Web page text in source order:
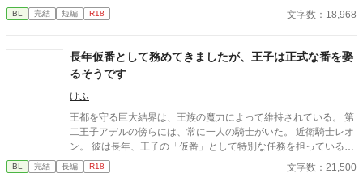
女に受け渡してもらう必要があるという。 ではその方法は？ 「僕
を抱けばいい」 そんな感じで型破りな聖女様(♂)に振り回される
BL 完結 短編 R18 文字数：18,968
長年仮番として務めてきましたが、王子は正式な番を娶
るそうです
けふ
王都を守る巨大結界は、王族の魔力によって維持されている。 第
二王子アデルの傍らには、常に一人の騎士がいた。 近衛騎士レオ
ン。 彼は長年、王子の「仮番」として特別な任務を担っている。
しかし王子は、他国の王女との正式な番契約が決まってしまっ
た。 仮番の役目は、そこで終わるはずだった。 だが結界塔で行わ
BL 完結 長編 R18 文字数：21,500